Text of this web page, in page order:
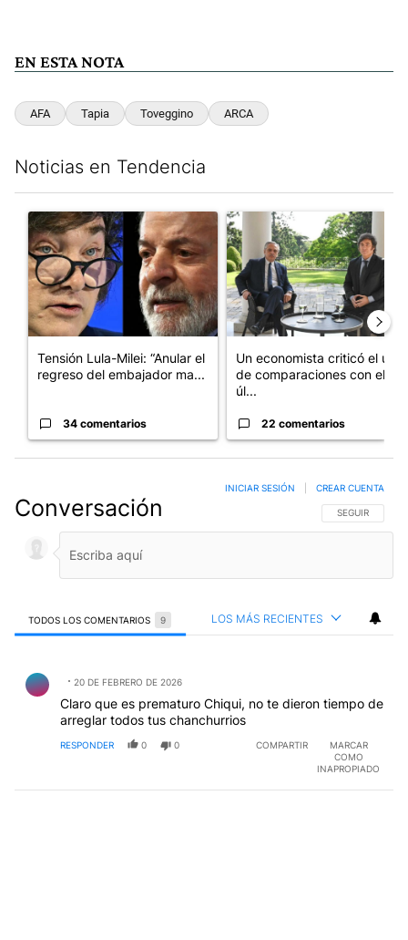
EN ESTA NOTA
AFA Tapia Toveggino ARCA
Noticias en Tendencia
Un artículo de tendencia con el título "Tensión Lula-Milei:
Tensión Lula-Milei: “Anular el
regreso del embajador ma...
34 comentarios
Un artículo de tendencia con
Un economista criticó el uso
de comparaciones con el
úl...
22 comentarios
Conversación SIGA ESTA
SEGUIR
INICIAR SESIÓN CREAR CUENTA
TODOS LOS COMENTARIOS 9 LOS MÁS RECIENTES
20 DE FEBRERO DE 2026
Claro que es prematuro Chiqui, no te dieron tiempo de
arreglar todos tus chanchurrios
RESPONDER 0 0 COMPARTIR
MARCAR
COMO
INAPROPIADO